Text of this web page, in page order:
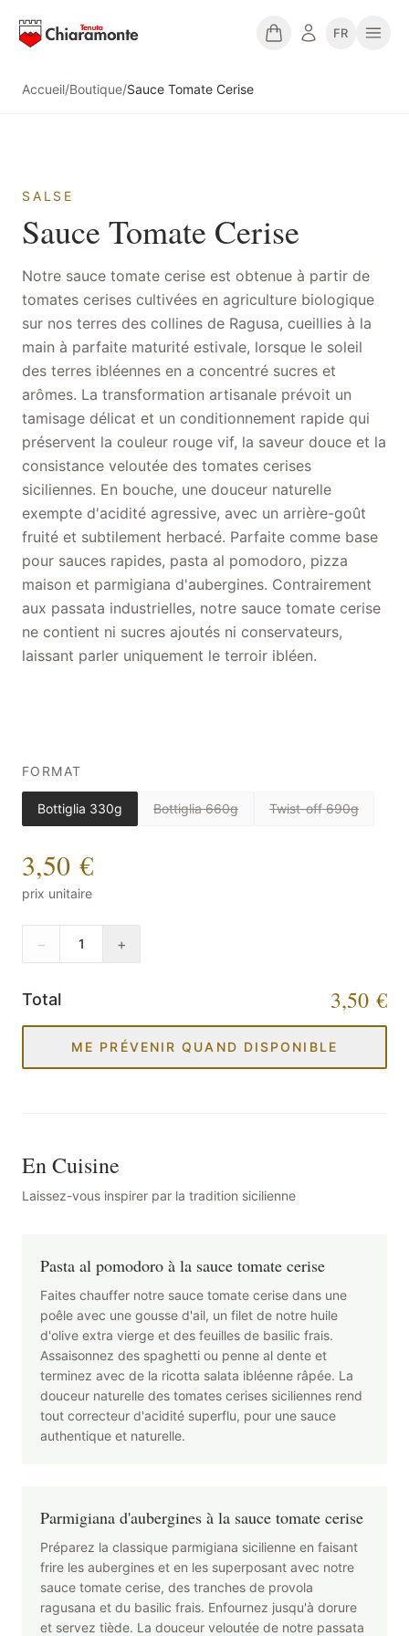
FR
Accueil/Boutique/Sauce Tomate Cerise
SALSE
Sauce Tomate Cerise
Notre sauce tomate cerise est obtenue à partir de
tomates cerises cultivées en agriculture biologique
sur nos terres des collines de Ragusa, cueillies à la
main à parfaite maturité estivale, lorsque le soleil
des terres ibléennes en a concentré sucres et
arômes. La transformation artisanale prévoit un
tamisage délicat et un conditionnement rapide qui
préservent la couleur rouge vif, la saveur douce et la
consistance veloutée des tomates cerises
siciliennes. En bouche, une douceur naturelle
exempte d'acidité agressive, avec un arrière-goût
fruité et subtilement herbacé. Parfaite comme base
pour sauces rapides, pasta al pomodoro, pizza
maison et parmigiana d'aubergines. Contrairement
aux passata industrielles, notre sauce tomate cerise
ne contient ni sucres ajoutés ni conservateurs,
laissant parler uniquement le terroir ibléen.
FORMAT
Bottiglia 330g Bottiglia 660g Twist-off 690g
3,50 €
prix unitaire
− 1 +
Total 3,50 €
ME PRÉVENIR QUAND DISPONIBLE
En Cuisine
Laissez-vous inspirer par la tradition sicilienne
Pasta al pomodoro à la sauce tomate cerise
Faites chauffer notre sauce tomate cerise dans une
poêle avec une gousse d'ail, un filet de notre huile
d'olive extra vierge et des feuilles de basilic frais.
Assaisonnez des spaghetti ou penne al dente et
terminez avec de la ricotta salata ibléenne râpée. La
douceur naturelle des tomates cerises siciliennes rend
tout correcteur d'acidité superflu, pour une sauce
authentique et naturelle.
Parmigiana d'aubergines à la sauce tomate cerise
Préparez la classique parmigiana sicilienne en faisant
frire les aubergines et en les superposant avec notre
sauce tomate cerise, des tranches de provola
ragusana et du basilic frais. Enfournez jusqu'à dorure
et servez tiède. La douceur veloutée de notre passata